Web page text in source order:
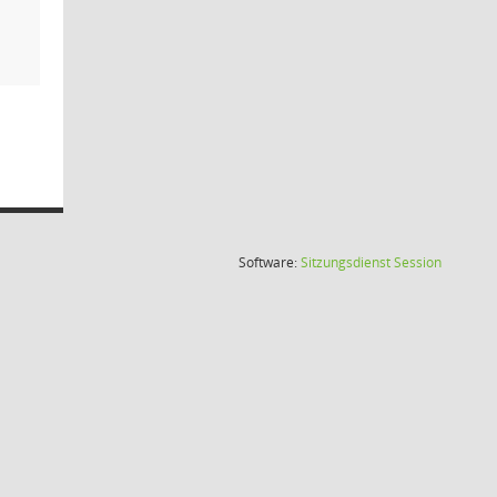
Software:SitzungsdienstSession(Wird in